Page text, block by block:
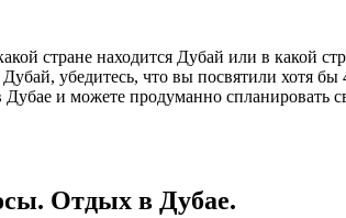
стране находится Дубай или в какой
убедитесь, что вы посвятили хотя
и можете продуманно спланировать
Отдых в Дубае.